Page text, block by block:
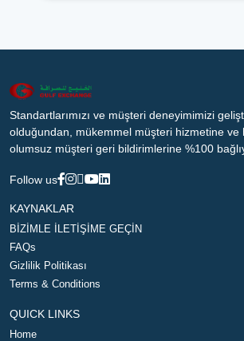
Standartlarımızı ve müşteri deneyimimizi
olduğundan, mükemmel müşteri hizmetine ve
olumsuz müşteri geri bildirimlerine %100
Follow us
KAYNAKLAR
BİZİMLE İLETİŞİME GEÇİN
FAQs
Gizlilik Politikası
Terms & Conditions
QUICK LINKS
Home